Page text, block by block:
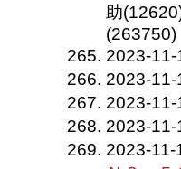
助
(263750)
2023-11-
2023-11-
2023-11-
2023-11-
2023-11-